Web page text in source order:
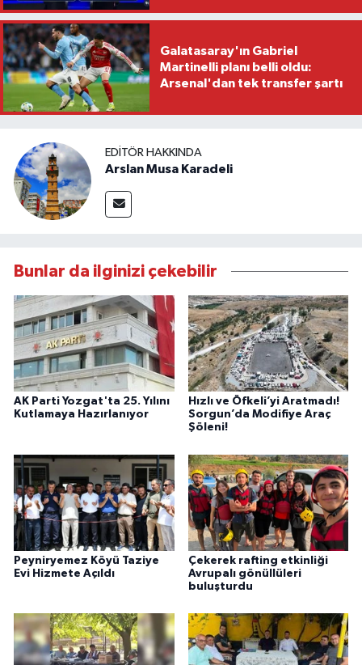
Galatasaray'ın Gabriel
Martinelli planı belli oldu:
Arsenal'dan tek transfer şartı
EDITÖR HAKKINDA
Arslan Musa Karadeli
Bunlar da ilginizi çekebilir
AK Parti Yozgat'ta 25. Yılını
Kutlamaya Hazırlanıyor
Hızlı ve Öfkeli’yi Aratmadı!
Sorgun’da Modifiye Araç
Şöleni!
Peyniryemez Köyü Taziye
Evi Hizmete Açıldı
Çekerek rafting etkinliği
Avrupalı gönüllüleri
buluşturdu